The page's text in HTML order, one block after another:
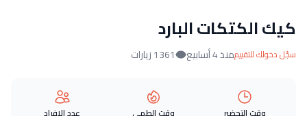
كيك الكتكات البارد
سجّل دخولك للتقييممنذ 4 أسابيع 1361 زيارات
وقت التحضير وقت الطهي عدد الافراد